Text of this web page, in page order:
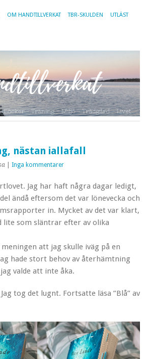
OM HANDTILLVERKAT TBR-SKULDEN UTLÄST
nästan iallafall
Inga kommentarer
Jag har haft några dagar ledigt,
ändå eftersom det var lönevecka och
in. Mycket av det var klart,
lite som släntrar efter av olika
att jag skulle iväg på en
hade stort behov av återhämtning
valde att inte åka.
tog det lugnt. Fortsatte läsa ”Blå” av